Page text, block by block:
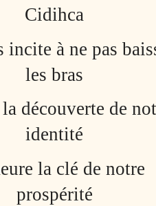
Cidihca
incite à ne pas
les bras
découverte de
identité
la clé de notre
prospérité